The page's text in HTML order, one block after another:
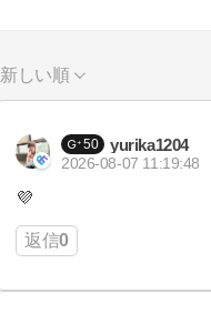
新しい順
50 yurika1204
2026-08-07 11:19:48
💜
返信0